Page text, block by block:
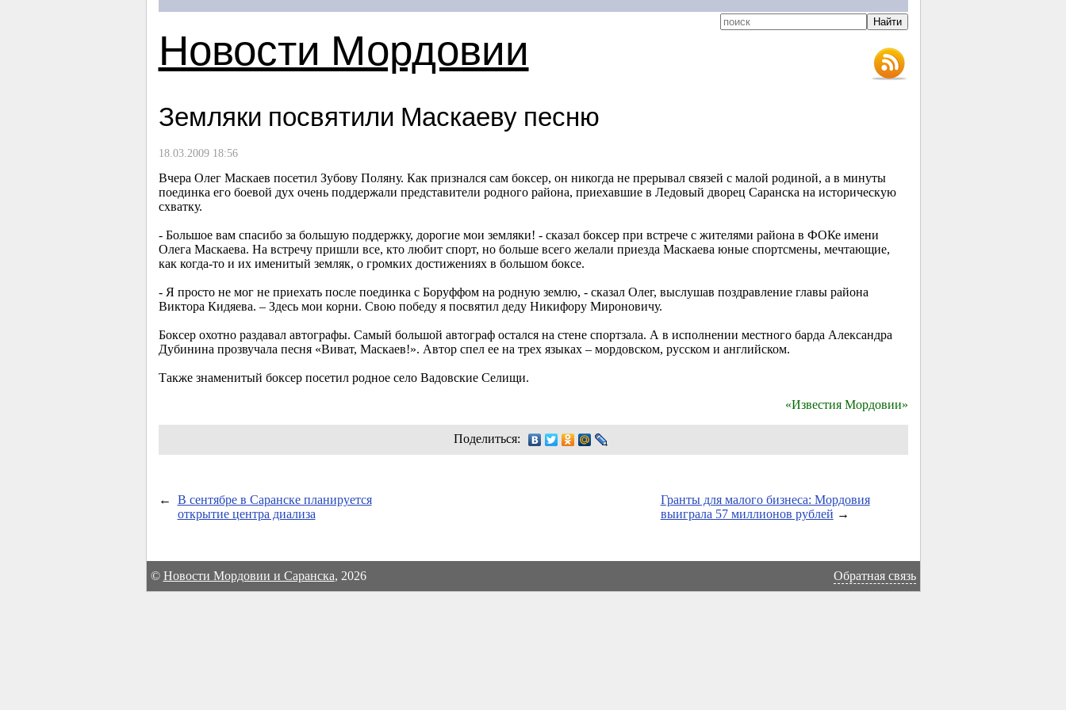
Новости Мордовии
Земляки посвятили Маскаеву песню
18.03.2009 18:56
Вчера Олег Маскаев посетил Зубову Поляну. Как признался сам боксер, он никогда не прерывал связей с малой родиной, а в минуты
поединка его боевой дух очень поддержали представители родного района, приехавшие в Ледовый дворец Саранска на историческую
схватку.
- Большое вам спасибо за большую поддержку, дорогие мои земляки! - сказал боксер при встрече с жителями района в ФОКе имени
Олега Маскаева. На встречу пришли все, кто любит спорт, но больше всего желали приезда Маскаева юные спортсмены, мечтающие,
как когда-то и их именитый земляк, о громких достижениях в большом боксе.
- Я просто не мог не приехать после поединка с Боруффом на родную землю, - сказал Олег, выслушав поздравление главы района
Виктора Кидяева. – Здесь мои корни. Свою победу я посвятил деду Никифору Мироновичу.
Боксер охотно раздавал автографы. Самый большой автограф остался на стене спортзала. А в исполнении местного барда Александра
Дубинина прозвучала песня «Виват, Маскаев!». Автор спел ее на трех языках – мордовском, русском и английском.
Также знаменитый боксер посетил родное село Вадовские Селищи.
«Известия Мордовии»
Поделиться:
←
В сентябре в Саранске планируется
открытие центра диализа
Гранты для малого бизнеса: Мордовия
выиграла 57 миллионов рублей →
© Новости Мордовии и Саранска, 2026 Обратная связь